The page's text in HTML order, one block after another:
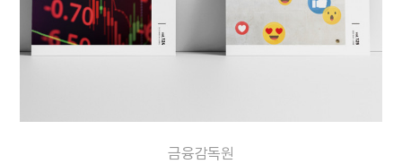
금융감독원